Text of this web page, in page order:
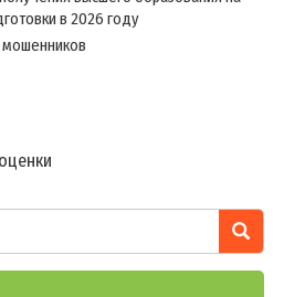
в 2026 году
мошенников